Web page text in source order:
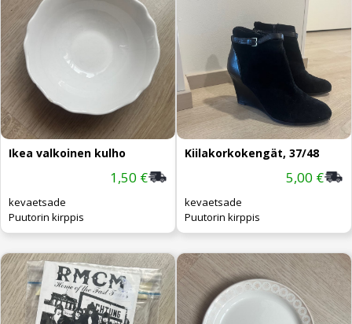
Ikea valkoinen kulho
1,50 €
kevaetsade
Puutorin kirppis
Kiilakorkokengät, 37/48
5,00 €
kevaetsade
Puutorin kirppis